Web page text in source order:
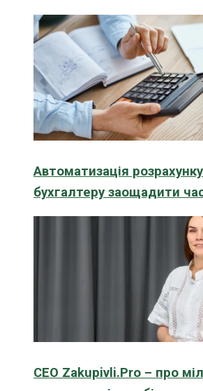
Автоматизація
бухгалтеру заощадити
CEO Zakupivli.Pro – про